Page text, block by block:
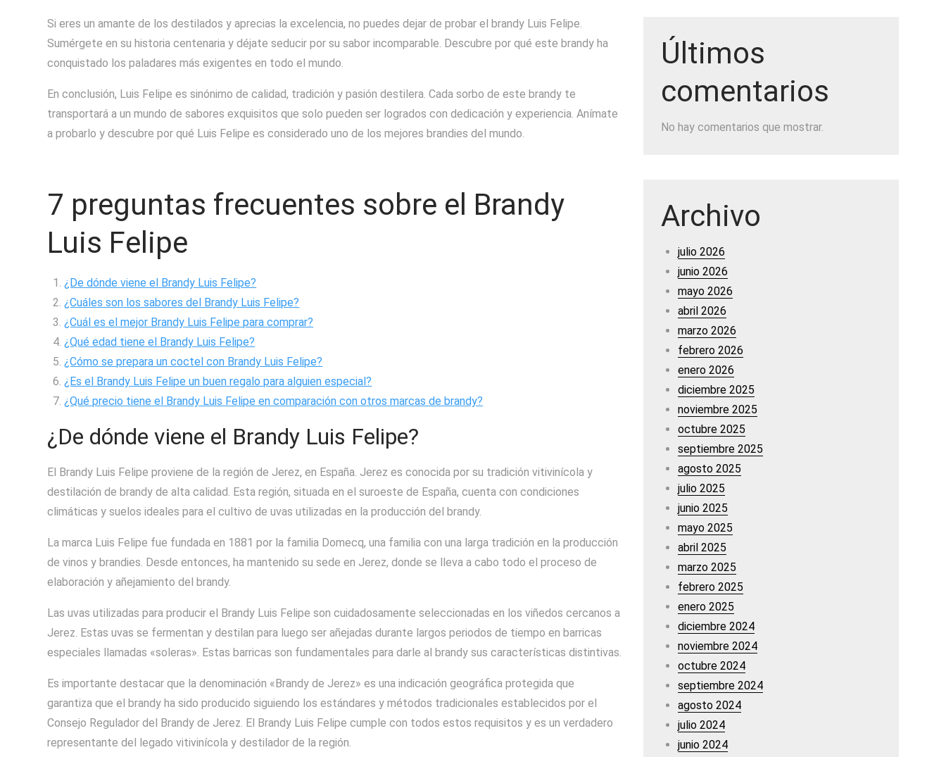
Si eres un amante de los destilados y aprecias la excelencia, no puedes dejar de probar el brandy Luis Felipe.
Sumérgete en su historia centenaria y déjate seducir por su sabor incomparable. Descubre por qué este brandy ha
conquistado los paladares más exigentes en todo el mundo.
En conclusión, Luis Felipe es sinónimo de calidad, tradición y pasión destilera. Cada sorbo de este brandy te
transportará a un mundo de sabores exquisitos que solo pueden ser logrados con dedicación y experiencia. Anímate
a probarlo y descubre por qué Luis Felipe es considerado uno de los mejores brandies del mundo.
7 preguntas frecuentes sobre el Brandy
Luis Felipe
¿De dónde viene el Brandy Luis Felipe?
¿Cuáles son los sabores del Brandy Luis Felipe?
¿Cuál es el mejor Brandy Luis Felipe para comprar?
¿Qué edad tiene el Brandy Luis Felipe?
¿Cómo se prepara un coctel con Brandy Luis Felipe?
¿Es el Brandy Luis Felipe un buen regalo para alguien especial?
¿Qué precio tiene el Brandy Luis Felipe en comparación con otros marcas de brandy?
¿De dónde viene el Brandy Luis Felipe?
El Brandy Luis Felipe proviene de la región de Jerez, en España. Jerez es conocida por su tradición vitivinícola y
destilación de brandy de alta calidad. Esta región, situada en el suroeste de España, cuenta con condiciones
climáticas y suelos ideales para el cultivo de uvas utilizadas en la producción del brandy.
La marca Luis Felipe fue fundada en 1881 por la familia Domecq, una familia con una larga tradición en la producción
de vinos y brandies. Desde entonces, ha mantenido su sede en Jerez, donde se lleva a cabo todo el proceso de
elaboración y añejamiento del brandy.
Las uvas utilizadas para producir el Brandy Luis Felipe son cuidadosamente seleccionadas en los viñedos cercanos a
Jerez. Estas uvas se fermentan y destilan para luego ser añejadas durante largos periodos de tiempo en barricas
especiales llamadas «soleras». Estas barricas son fundamentales para darle al brandy sus características distintivas.
Es importante destacar que la denominación «Brandy de Jerez» es una indicación geográfica protegida que
garantiza que el brandy ha sido producido siguiendo los estándares y métodos tradicionales establecidos por el
Consejo Regulador del Brandy de Jerez. El Brandy Luis Felipe cumple con todos estos requisitos y es un verdadero
representante del legado vitivinícola y destilador de la región.
Últimos
comentarios
No hay comentarios que mostrar.
Archivo
julio 2026
junio 2026
mayo 2026
abril 2026
marzo 2026
febrero 2026
enero 2026
diciembre 2025
noviembre 2025
octubre 2025
septiembre 2025
agosto 2025
julio 2025
junio 2025
mayo 2025
abril 2025
marzo 2025
febrero 2025
enero 2025
diciembre 2024
noviembre 2024
octubre 2024
septiembre 2024
agosto 2024
julio 2024
junio 2024